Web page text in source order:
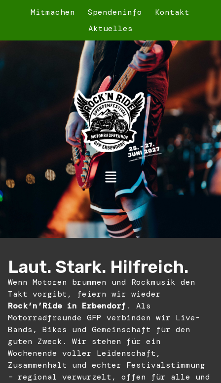
Mitmachen Spendeninfo
Kontakt
Aktuelles
Laut. Stark. Hilfreich.
Wenn Motoren brummen und Rockmusik den
Takt vorgibt, feiern wir wieder
Rock’n’Ride in Erbendorf . Als
Motorradfreunde GFP verbinden wir Live-
Bands, Bikes und Gemeinschaft für den
guten Zweck. Wir stehen für ein
Wochenende voller Leidenschaft,
Zusammenhalt und echter Festivalstimmung
– regional verwurzelt, offen für alle und